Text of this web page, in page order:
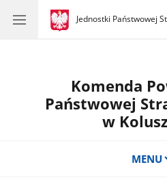
gov.pl
Jednostki Państwowej
gov.pl
Jednostki
Komenda
Państwowej
w
MENU